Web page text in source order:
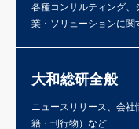
各種コンサルティング
業・ソリューションに関
大和総研全般
ニュースリリース、会
籍・刊行物）など